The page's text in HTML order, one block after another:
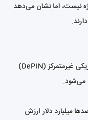
نیست، اما نشان می‌دهد
ترکیب هوش مصنوعی و شبکه‌های زیرساخت فیزیکی غیرمتمرکز (DePIN)
می‌شود.
میلیارد دلار ارزش